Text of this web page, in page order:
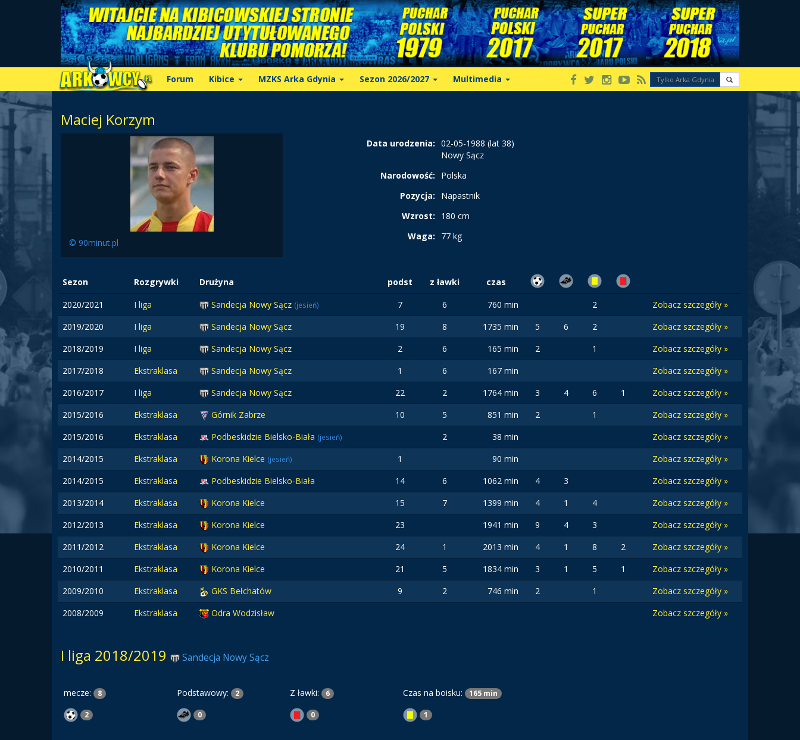
Forum Kibice MZKS Arka Gdynia Sezon 2026/2027 Multimedia
Maciej Korzym
© 90minut.pl
Data urodzenia: 02-05-1988 (lat 38)
Nowy Sącz
Narodowość:
Polska
Pozycja:
Napastnik
Wzrost:
180 cm
Waga:
77 kg
Sezon Rozgrywki Drużyna podst z ławki
czas
2020/2021
I liga Sandecja Nowy Sącz (jesień) 7 6 760 min 2
Zobacz szczegóły »
2019/2020
I liga Sandecja Nowy Sącz 19 8 1735 min 5 6 2
Zobacz szczegóły »
2018/2019
I liga Sandecja Nowy Sącz 2 6 165 min 2 1
Zobacz szczegóły »
2017/2018
Ekstraklasa Sandecja Nowy Sącz 1 6 167 min
Zobacz szczegóły »
2016/2017
I liga Sandecja Nowy Sącz 22 2 1764 min 3 4 6 1
Zobacz szczegóły »
2015/2016
Ekstraklasa Górnik Zabrze 10 5 851 min 2 1
Zobacz szczegóły »
2015/2016
Ekstraklasa Podbeskidzie Bielsko-Biała (jesień) 2 38 min
Zobacz szczegóły »
2014/2015
Ekstraklasa Korona Kielce (jesień) 1 90 min
Zobacz szczegóły »
2014/2015
Ekstraklasa Podbeskidzie Bielsko-Biała 14 6 1062 min 4 3
Zobacz szczegóły »
2013/2014
Ekstraklasa Korona Kielce 15 7 1399 min 4 1 4
Zobacz szczegóły »
2012/2013
Ekstraklasa Korona Kielce 23 1941 min 9 4 3
Zobacz szczegóły »
2011/2012
Ekstraklasa Korona Kielce 24 1 2013 min 4 1 8 2
Zobacz szczegóły »
2010/2011
Ekstraklasa Korona Kielce 21 5 1834 min 3 1 5 1
Zobacz szczegóły »
2009/2010
Ekstraklasa GKS Bełchatów 9 2 746 min 2 1
Zobacz szczegóły »
2008/2009
Ekstraklasa Odra Wodzisław Zobacz szczegóły »
I liga 2018/2019 Sandecja Nowy Sącz
mecze: 8 Podstawowy: 2 Z ławki: 6 Czas na boisku: 165 min
2 0 0 1